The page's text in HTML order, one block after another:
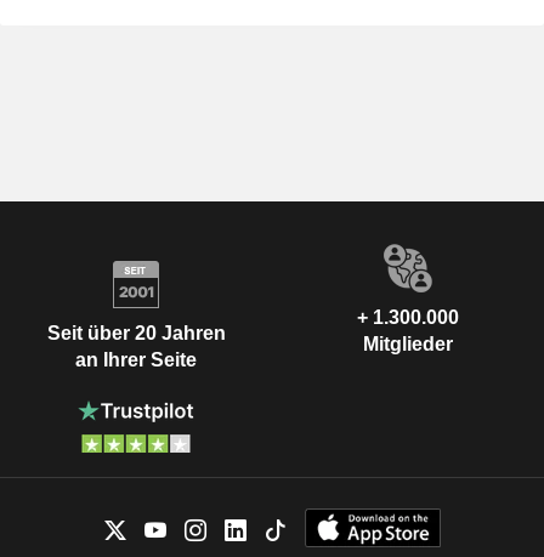
Seit über 20 Jahren
an Ihrer Seite
+ 1.300.000
Mitglieder